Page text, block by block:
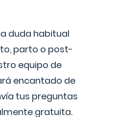
duda habitual
parto o post-
equipo de
encantado de
tus preguntas
gratuita.